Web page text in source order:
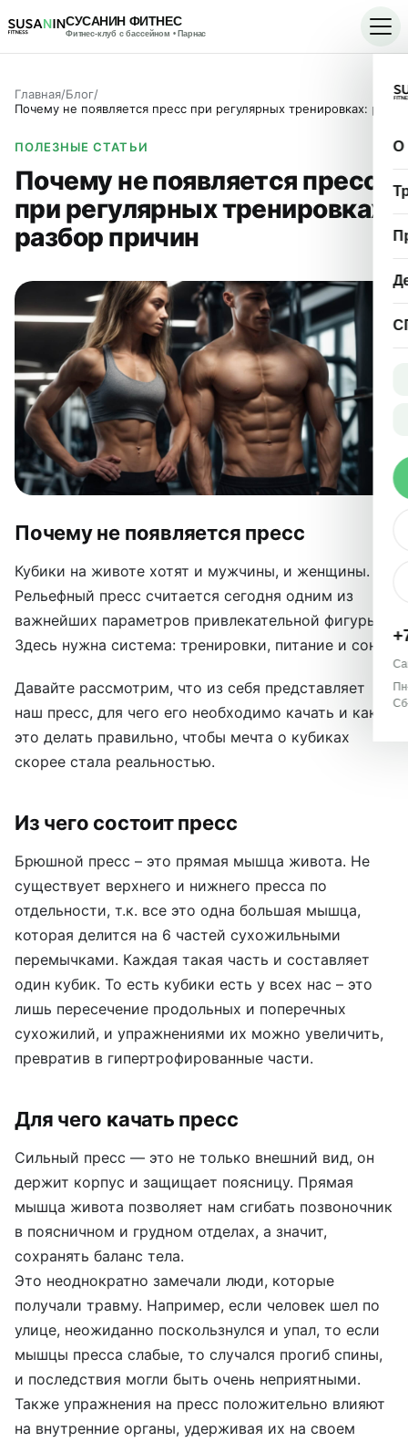
СУСАНИН ФИТНЕС
Фитнес-клуб с бассейном • Парнас
О
Главная/Блог/
ПОЛЕЗНЫЕ СТАТЬИ
Почему не появляется пресс
при регулярных тренировках:
разбор причин
Почему не появляется пресс
Кубики на животе хотят и мужчины, и женщины.
Рельефный пресс считается сегодня одним из
важнейших параметров привлекательной фигуры.
Здесь нужна система: тренировки, питание и сон.
Давайте рассмотрим, что из себя представляет
наш пресс, для чего его необходимо качать и как
это делать правильно, чтобы мечта о кубиках
скорее стала реальностью.
Из чего состоит пресс
Брюшной пресс – это прямая мышца живота. Не
существует верхнего и нижнего пресса по
отдельности, т.к. все это одна большая мышца,
которая делится на 6 частей сухожильными
перемычками. Каждая такая часть и составляет
один кубик. То есть кубики есть у всех нас – это
лишь пересечение продольных и поперечных
сухожилий, и упражнениями их можно увеличить,
превратив в гипертрофированные части.
Для чего качать пресс
Сильный пресс — это не только внешний вид, он
держит корпус и защищает поясницу. Прямая
мышца живота позволяет нам сгибать позвоночник
в поясничном и грудном отделах, а значит,
сохранять баланс тела.
Это неоднократно замечали люди, которые
получали травму. Например, если человек шел по
улице, неожиданно поскользнулся и упал, то если
мышцы пресса слабые, то случался прогиб спины,
и последствия могли быть очень неприятными.
Также упражнения на пресс положительно влияют
на внутренние органы, удерживая их на своем